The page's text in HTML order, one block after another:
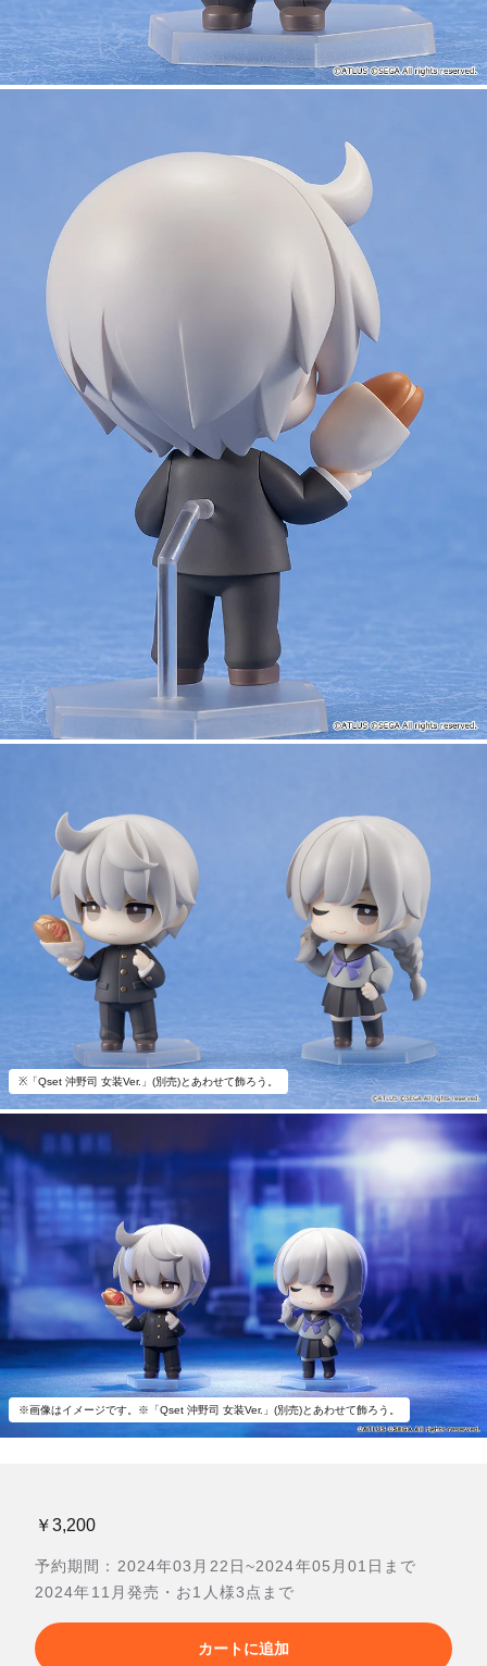
※「Qset 沖野司 女装Ver.」(別売)とあわせて飾ろう。
※画像はイメージです。※「Qset 沖野司 女装Ver.」(別売)とあわせて飾ろう。
￥3,200
予約期間：2024年03月22日~2024年05月01日まで
2024年11月発売・お1人様3点まで
カートに追加